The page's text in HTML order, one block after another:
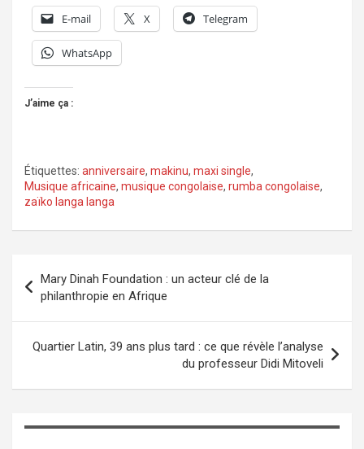
E-mail X Telegram
WhatsApp
J’aime ça :
Étiquettes: anniversaire, makinu, maxi single,
Musique africaine, musique congolaise, rumba congolaise,
zaïko langa langa
de
l’article
Mary Dinah Foundation : un acteur clé de la
philanthropie en Afrique
Quartier Latin, 39 ans plus tard : ce que révèle l’analyse
du professeur Didi Mitoveli